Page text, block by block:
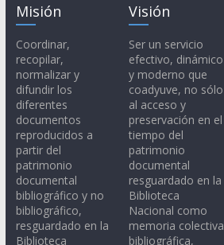
Misión
Coordinar,
recopilar,
normalizar y
difundir los
diferentes
documentos
reproducidos a
partir del
patrimonio
documental
bibliográfico y no
bibliográfico,
resguardado en la
Biblioteca
Visión
Ser un servicio
efectivo, dinámico
y moderno que
coadyuve, no sólo
al acceso y
preservación en el
tiempo del
patrimonio
documental
resguardado en la
Biblioteca
Nacional como
memoria colectiva
bibliográfica,